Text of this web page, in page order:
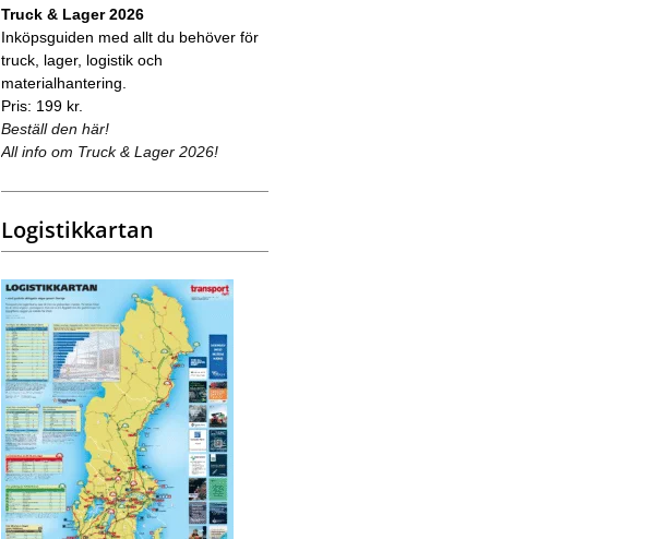
Truck & Lager 2026
Inköpsguiden med allt du behöver för
truck, lager, logistik och
materialhantering.
Pris: 199 kr.
Beställ den här!
All info om Truck & Lager 2026!
Logistikkartan